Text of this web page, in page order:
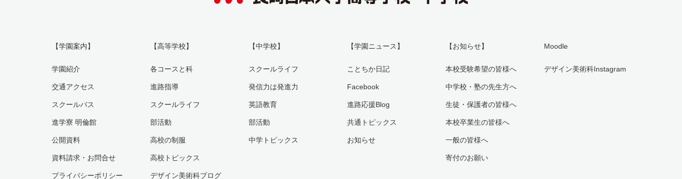
【学園案内】
学園紹介
交通アクセス
スクールバス
進学寮 明倫館
公開資料
資料請求・お問合せ
プライバシーポリシー
【高等学校】
各コースと科
進路指導
スクールライフ
部活動
高校の制服
高校トピックス
デザイン美術科ブログ
【中学校】
スクールライフ
発信力は発進力
英語教育
部活動
中学トピックス
【学園ニュース】
ことちか日記
Facebook
進路応援Blog
共通トピックス
お知らせ
【お知らせ】
本校受験希望の皆様へ
中学校・塾の先生方へ
生徒・保護者の皆様へ
本校卒業生の皆様へ
一般の皆様へ
寄付のお願い
Moodle
デザイン美術科Instagram